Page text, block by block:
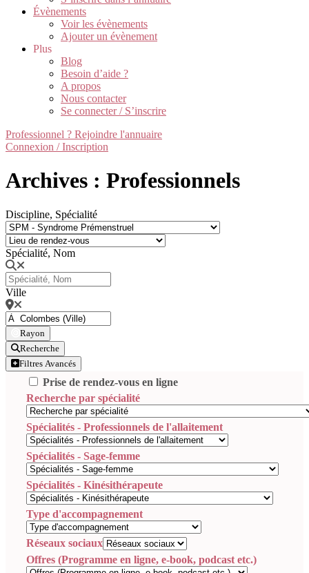
Évènements
Voir les évènements
Ajouter un évènement
Plus
Blog
Besoin d’aide ?
A propos
Nous contacter
Se connecter / S’inscrire
Professionnel ? Rejoindre l'annuaire
Connexion / Inscription
Archives : Professionnels
Discipline, Spécialité
Spécialité, Nom
Ville
Rayon
Recherche
Filtres Avancés
Prise de rendez-vous en ligne
Recherche par spécialité
Spécialités - Professionnels de l'allaitement
Spécialités - Sage-femme
Spécialités - Kinésithérapeute
Type d'accompagnement
Réseaux sociaux
Offres (Programme en ligne, e-book, podcast etc.)